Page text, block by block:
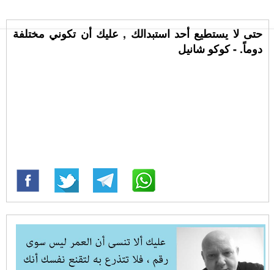
حتى لا يستطيع أحد استبدالك , عليك أن تكوني مختلفة
دوماً. - كوكو شانيل